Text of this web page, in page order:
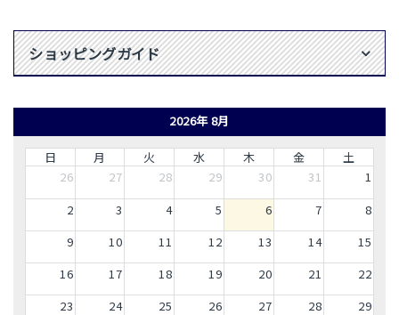
ショッピングガイド
2026年 8月
日 月 火 水 木 金
土
26
27 28 29 30 31
1
2
3 4 5 6 7
8
9
10 11 12 13 14
15
16
17 18 19 20 21
22
23
24 25 26 27 28
29